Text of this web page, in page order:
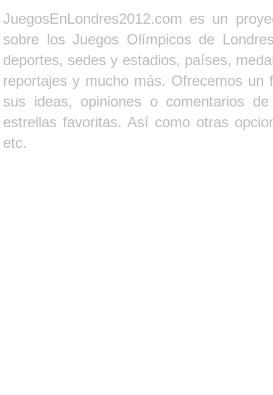
JuegosEnLondres2012.com es un
sobre los Juegos Olímpicos de
deportes, sedes y estadios, países,
reportajes y mucho más. Ofrecemos un
sus ideas, opiniones o comentarios
estrellas favoritas. Así como otras
etc.